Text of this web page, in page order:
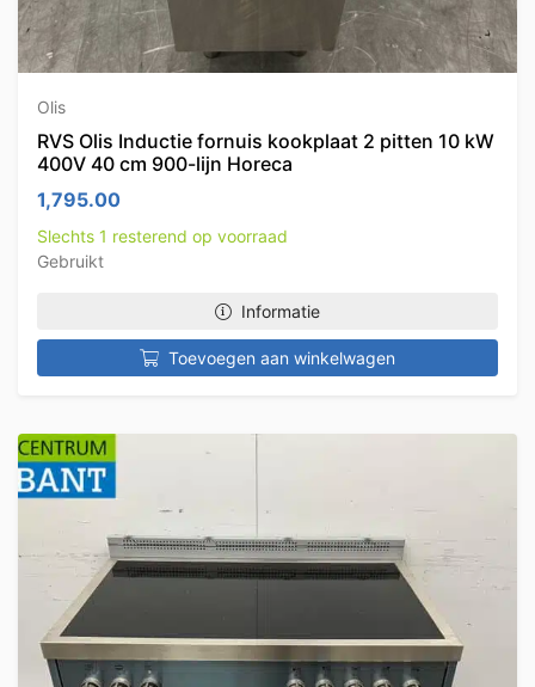
Olis
RVS Olis Inductie fornuis kookplaat 2 pitten 10 kW
400V 40 cm 900-lijn Horeca
1,795.00
Slechts 1 resterend op voorraad
Gebruikt
Informatie
Toevoegen aan winkelwagen